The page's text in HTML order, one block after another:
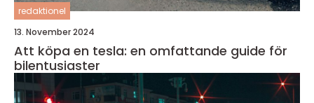
redaktionel
13. November 2024
Att köpa en tesla: en omfattande guide för
bilentusiaster